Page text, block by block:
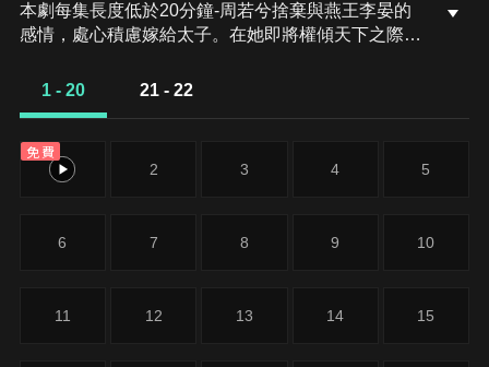
本劇每集長度低於20分鐘-周若兮捨棄與燕王李晏的
感情，處心積慮嫁給太子。在她即將權傾天下之際，
中。原來，這是李晏癡心的救贖，卻中了皇帝的陰
到伊始...
1 - 20 21 - 22
免費
1 2 3 4 5
6 7 8 9 10
11 12 13 14 15